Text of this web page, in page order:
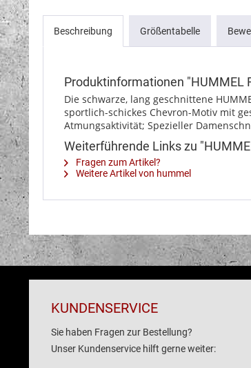
Beschreibung Größentabelle
Produktinformationen "HUMMEL
Die schwarze, lang geschnittene
sportlich-schickes Chevron-Motiv mit
Atmungsaktivität; Spezieller
Weiterführende Links zu
Fragen zum Artikel?
Weitere Artikel von hummel
KUNDENSERVICE
Sie haben Fragen zur Bestellung?
Unser Kundenservice hilft gerne weiter: